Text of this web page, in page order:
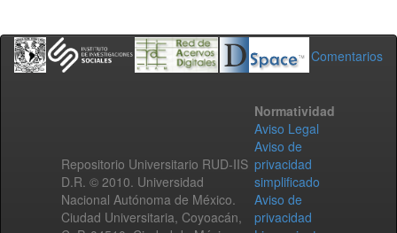
Comentarios
Repositorio Universitario RUD-IIS
D.R. © 2010. Universidad
Nacional Autónoma de México.
Ciudad Universitaria, Coyoacán,
Normatividad
Aviso Legal
Aviso de
privacidad
simplificado
Aviso de
privacidad